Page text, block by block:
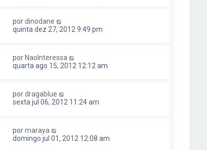
pordinodane
quinta dez 27, 2012 9:49 pm
por NaoInteressa
quarta ago 15, 2012 12:12 am
pordragablue
sexta jul 06, 2012 11:24 am
pormaraya
domingo jul 01, 2012 12:08 am